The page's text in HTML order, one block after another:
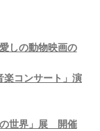
の動物映画の
楽コンサート」演
世界」展 開催